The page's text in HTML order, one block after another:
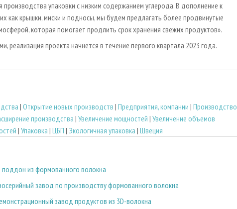
упаковки с низким содержанием углерода. В дополнение к
как крышки, миски и подносы, мы будем предлагать более продвинутые
которая помогает продлить срок хранения свежих продуктов».
реализация проекта начнется в течение первого квартала 2023 года.
| Открытие новых производств | Предприятия, компании | Производство
производства| Увеличение мощностей | Увеличение объемов
| Упаковка | ЦБП | Экологичная упаковка | Швеция
из формованного волокна
завод по производству формованного волокна
завод продуктов из 3D-волокна